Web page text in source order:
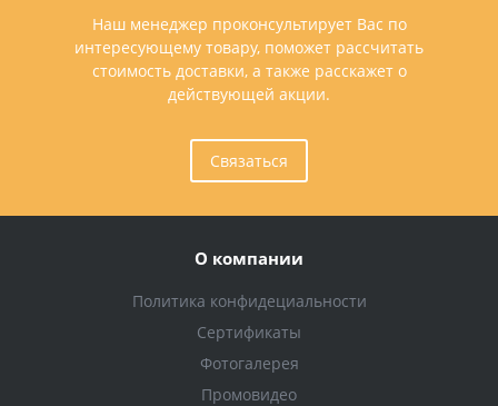
Наш менеджер проконсультирует Вас по
интересующему товару, поможет рассчитать
стоимость доставки, а также расскажет о
действующей акции.
Связаться
О компании
Политика конфидециальности
Сертификаты
Фотогалерея
Промовидео